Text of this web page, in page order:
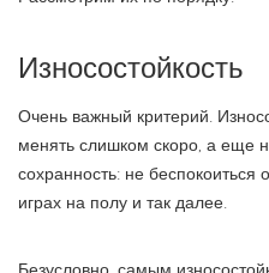
Износостойкость
Очень важный критерий.
менять слишком скоро, а еще
сохранность: не беспокоиться
играх на полу и так далее.